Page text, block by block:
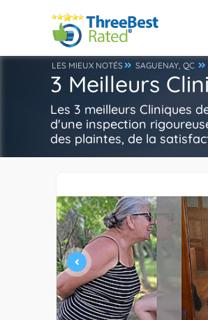
LES MIEUX NOTÉS SAGUENAY, QC
3 Meilleurs
Les 3 meilleurs Cliniques
d'une inspection
des plaintes, de la